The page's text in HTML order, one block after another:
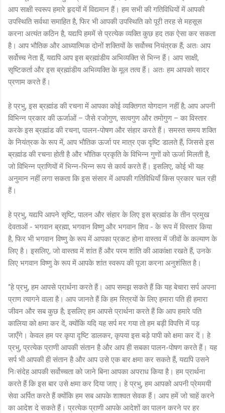
आप साक्षी स्वरूप हमारे हृदयों में विद्यमान हैं। हम सभी की गतिविधियों में आपकी
उपस्थिति सर्वथा समाहित है, फिर भी आपकी उपस्थिति को पूरी तरह से महसूस
करना अत्यंत कठिन है, यद्यपि हममें से प्रत्येक व्यक्ति कुछ हद तक ऐसा कर सकता
है। आप भौतिक और आध्यात्मिक दोनों शक्तियों के सर्वोच्च नियंत्रक हैं; अतः आप
सर्वोच्च नेता हैं, यद्यपि आप इस ब्रह्मांडीय अभिव्यक्ति से भिन्न हैं। आप साक्षी,
सृष्टिकर्ता और इस ब्रह्मांडीय अभिव्यक्ति के मूल तत्व हैं। अतः हम आपको सादर
प्रणाम करते हैं।
हे प्रभु, इस ब्रह्मांड की रचना में आपका कोई व्यक्तिगत योगदान नहीं है; आप अपनी
विभिन्न प्रकार की ऊर्जाओं – जैसे रजोगुण, सत्वगुण और तमोगुण – का विस्तार
करके इस ब्रह्मांड की रचना, पालन-पोषण और संहार करते हैं। समस्त समय शक्ति
के नियंत्रक के रूप में, आप भौतिक ऊर्जा पर मात्र एक दृष्टि डालते हैं, जिससे इस
ब्रह्मांड की रचना होती है और भौतिक प्रकृति के विभिन्न गुणों को ऊर्जा मिलती है,
जो विभिन्न प्राणियों में भिन्न-भिन्न रूप से कार्य करते हैं। इसलिए, कोई भी यह
अनुमान नहीं लगा सकता कि इस संसार में आपकी गतिविधियाँ किस प्रकार चल रही
हैं।
हे प्रभु, यद्यपि आपने सृष्टि, पालन और संहार के लिए इस ब्रह्मांड के तीन प्रमुख
देवताओं - भगवान ब्रह्मा, भगवान विष्णु और भगवान शिव - के रूप में विस्तार किया
है, फिर भी भगवान विष्णु के रूप में आपका प्रकट होना वास्तव में जीवों के कल्याण के
लिए है। इसलिए, जो वास्तव में शांत हैं और परम शांति की आकांक्षा रखते हैं, उनके
लिए भगवान विष्णु के रूप में आपके शांत स्वरूप की पूजा करना अनुशंसित है।
“हे प्रभु, हम आपसे प्रार्थना करते हैं। आप समझ सकते हैं कि यह बेचारा सर्प अपना
प्राण त्यागने वाला है। आप जानते हैं कि हम स्त्रियों के लिए हमारा पति ही हमारा
जीवन और सब कुछ है; इसलिए हम आपसे प्रार्थना करते हैं कि आप हमारे पति
कालिया को क्षमा कर दें, क्योंकि यदि यह सर्प मर गया तो हम बड़ी विपत्ति में पड़
जाएँगे। केवल हम पर कृपा दृष्टि डालकर, कृपया इस बड़े पापी को क्षमा कर दें। हे
प्रभु, प्रत्येक प्राणी आपकी संतान है और आप ही सबका पालन-पोषण करते हैं। यह
सर्प भी आपकी ही संतान है और आप उसे एक बार क्षमा कर सकते हैं, यद्यपि उसने
निःसंदेह आपकी सर्वोच्चता को जाने बिना आपका अपराध किया है। हम प्रार्थना
करते हैं कि इस बार उसे क्षमा कर दिया जाए। हे प्रभु, हम आपको अपनी प्रेममयी
सेवा अर्पित करते हैं क्योंकि हम सब आपके शाश्वत सेवक हैं। आप हमें जो चाहें करने
का आदेश दे सकते हैं। प्रत्येक प्राणी आपके आदेशों का पालन करने पर हर